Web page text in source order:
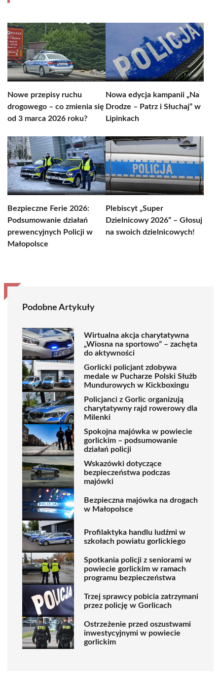
Nowe przepisy ruchu
drogowego – co zmienia się
od 3 marca 2026 roku?
Nowa edycja kampanii „Na
Drodze – Patrz i Słuchaj” w
Lipinkach
Bezpieczne Ferie 2026:
Podsumowanie działań
prewencyjnych Policji w
Małopolsce
Plebiscyt „Super
Dzielnicowy 2026” – Głosuj
na swoich dzielnicowych!
Podobne Artykuły
Wirtualna akcja charytatywna
„Wiosna na sportowo” – zachęta
do aktywności
Gorlicki policjant zdobywa
medale w Pucharze Polski Służb
Mundurowych w Kickboxingu
Policjanci z Gorlic organizują
charytatywny rajd rowerowy dla
Milenki
Spokojna majówka w powiecie
gorlickim – podsumowanie
działań policji
Wskazówki dotyczące
bezpieczeństwa podczas
majówki
Bezpieczna majówka na drogach
w Małopolsce
Profilaktyka handlu ludźmi w
szkołach powiatu gorlickiego
Spotkania policji z seniorami w
powiecie gorlickim w ramach
programu bezpieczeństwa
Trzej sprawcy pobicia zatrzymani
przez policję w Gorlicach
Ostrzeżenie przed oszustwami
inwestycyjnymi w powiecie
gorlickim